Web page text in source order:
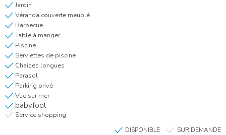
Jardin
Véranda couverte meublé
Barbecue
Table à manger
Piscine
Serviettes de piscine
Chaises longues
Parasol
Parking privé
Vue sur mer
babyfoot
Service shopping
DISPONIBLE SUR DEMANDE